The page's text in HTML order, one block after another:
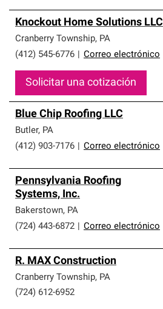
Knockout Home Solutions LLC
Cranberry Township, PA
(412) 545-6776
Correo electrónico
Solicitar una cotización
Blue Chip Roofing LLC
Butler, PA
(412) 903-7176
Correo electrónico
Pennsylvania Roofing
Systems, Inc.
Bakerstown, PA
(724) 443-6872
Correo electrónico
R. MAX Construction
Cranberry Township, PA
(724) 612-6952